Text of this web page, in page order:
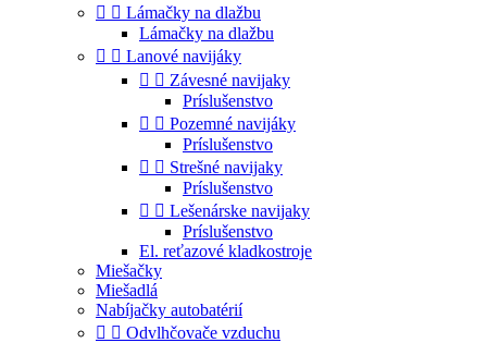
  Lámačky na dlažbu
Lámačky na dlažbu
  Lanové navijáky
  Závesné navijaky
Príslušenstvo
  Pozemné navijáky
Príslušenstvo
  Strešné navijaky
Príslušenstvo
  Lešenárske navijaky
Príslušenstvo
El. reťazové kladkostroje
Miešačky
Miešadlá
Nabíjačky autobatérií
  Odvlhčovače vzduchu